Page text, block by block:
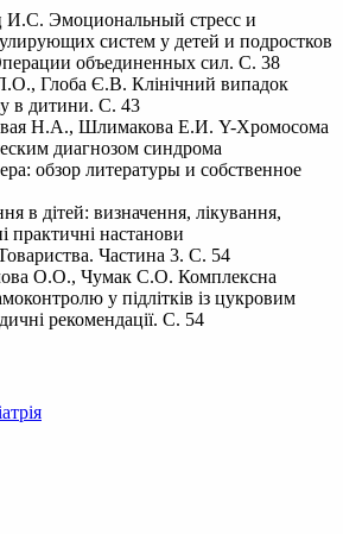
Эмоциональный стресс и
систем у детей и подростков
объединенных сил. С. 38
Глоба Є.В. Клінічний випадок
в дитини. С. 43
Н.А., Шлимакова Е.И. Y-Хромосома
диагнозом синдрома
обзор литературы и собственное
в дітей: визначення, лікування,
практичні настанови
Частина 3. С. 54
О.О., Чумак С.О. Комплексна
у підлітків із цукровим
рекомендації. С. 54